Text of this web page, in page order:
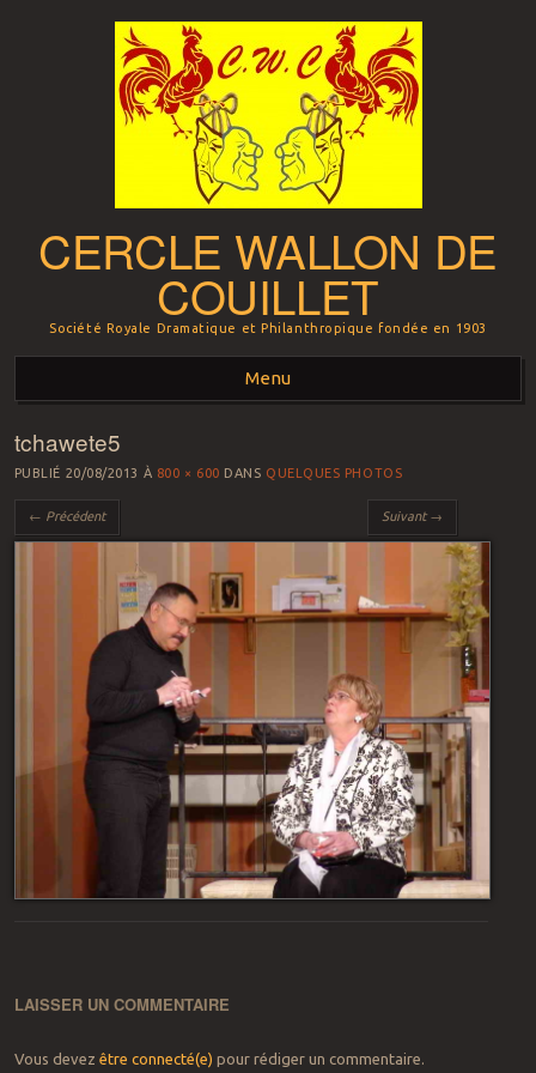
CERCLE WALLON DE
COUILLET
Société Royale Dramatique et Philanthropique fondée en 1903
Menu
Aller au contenu principal
tchawete5
PUBLIÉ 20/08/2013 À 800 × 600 DANS QUELQUES PHOTOS
← Précédent Suivant →
LAISSER UN COMMENTAIRE
Vous devez être connecté(e) pour rédiger un commentaire.